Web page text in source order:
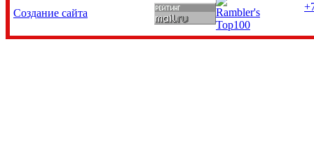
Создание сайта